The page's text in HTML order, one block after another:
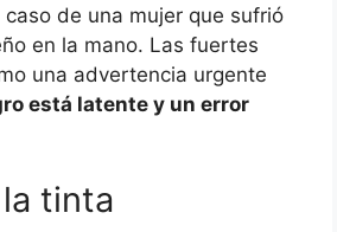
de una mujer que sufrió
en la mano. Las fuertes
una advertencia urgente
está latente y un error
tinta